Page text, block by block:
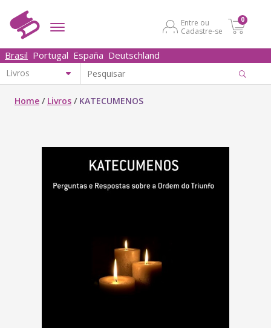
Entre ou
Cadastre-se
0
Brasil Portugal España Deutschland
Home / Livros / KATECUMENOS